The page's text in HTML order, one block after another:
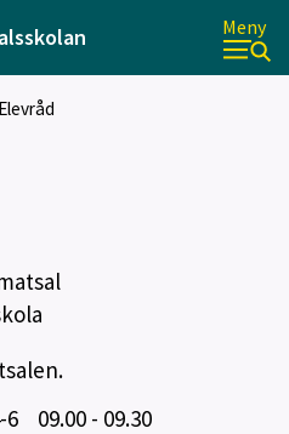
Meny
Elevråd
6 09.00 - 09.30